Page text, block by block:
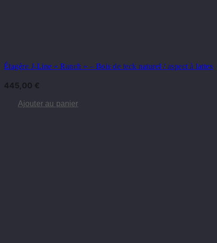
Étagère J-Line « Ranch » – Bois de teck naturel / aspect à lattes
445,00 €
Ajouter au panier